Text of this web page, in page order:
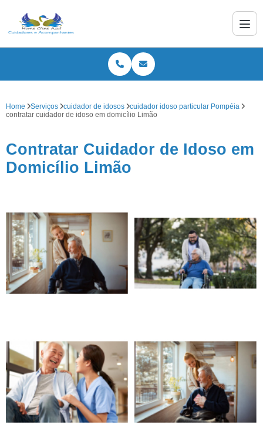
Home Serviços cuidador de idosos
cuidador idoso particular Pompéia
contratar cuidador de idoso em domicílio Limão
Contratar Cuidador de Idoso em
Domicílio Limão